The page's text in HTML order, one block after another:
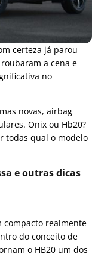
certeza já parou
a cena e
no
novas, airbag
Onix ou Hb20?
todas qual o modelo
e outras dicas
compacto realmente
do conceito de
o HB20 um dos